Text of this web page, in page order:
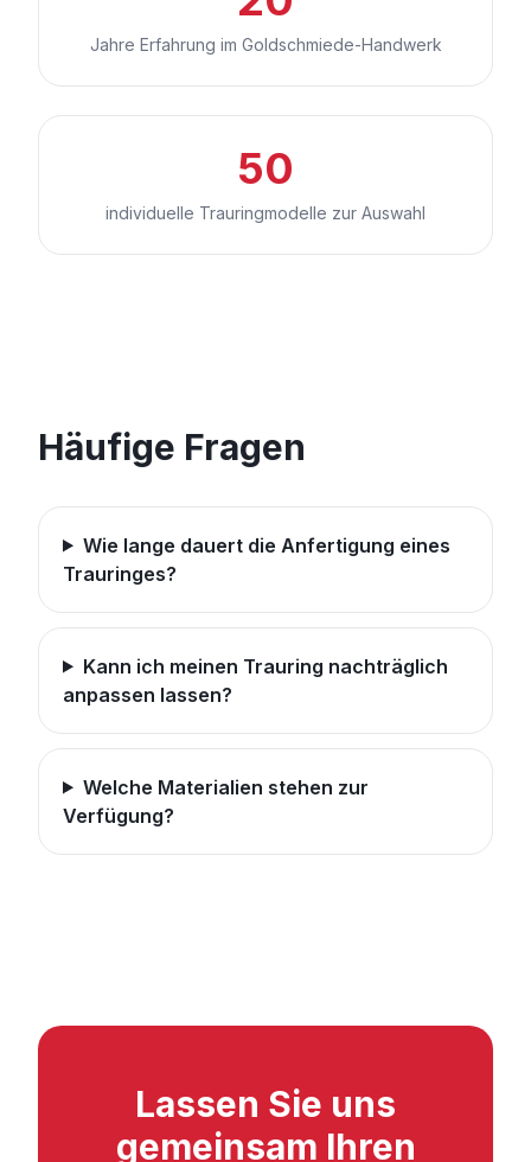
Jahre Erfahrung im Goldschmiede-Handwerk
50
individuelle Trauringmodelle zur Auswahl
Häufige Fragen
Wie lange dauert die Anfertigung eines
Trauringes?
Kann ich meinen Trauring nachträglich
anpassen lassen?
Welche Materialien stehen zur
Verfügung?
Lassen Sie uns
gemeinsam Ihren